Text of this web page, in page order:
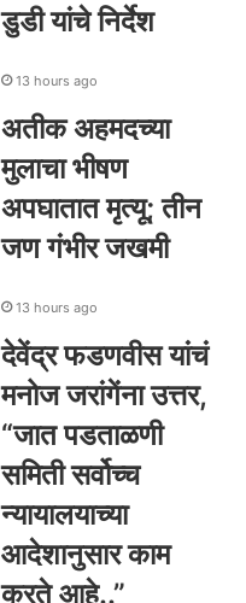
डुडी यांचे निर्देश
13 hours ago
अतीक अहमदच्या
मुलाचा भीषण
अपघातात मृत्यू; तीन
जण गंभीर जखमी
13 hours ago
देवेंद्र फडणवीस यांचं
मनोज जरांगेंना उत्तर,
“जात पडताळणी
समिती सर्वोच्च
न्यायालयाच्या
आदेशानुसार काम
करते आहे..”